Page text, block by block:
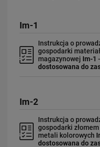
Im-1
Instrukcja o
gospodarki
magazynowej Im-1 -
dostosowana do
Im-2
Instrukcja o
gospodarki
metali kolorowych
dostosowana do
Pojazdy kolejowe
Inne
Standardy techniczne
Bezpieczeństwo Informacji
Statut Sieci Kolejowej